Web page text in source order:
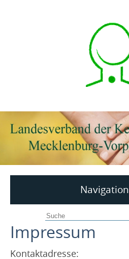
Navigation
Impressum
Kontaktadresse: